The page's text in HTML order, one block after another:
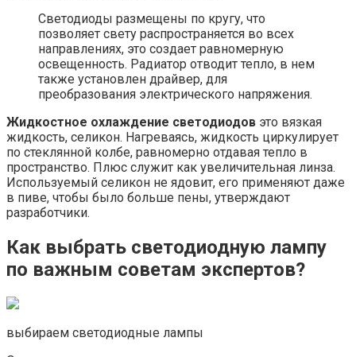
Светодиоды размещены по кругу, что
позволяет свету распространяется во всех
направлениях, это создает равномерную
освещенность. Радиатор отводит тепло, в нем
также установлен драйвер, для
преобразования электрического напряжения.
Жидкостное охлаждение светодиодов это вязкая
жидкость, селикон. Нагреваясь, жидкость циркулирует
по стеклянной колбе, равномерно отдавая тепло в
пространство. Плюс служит как увеличительная линза.
Используемый селикон не ядовит, его применяют даже
в пиве, чтобы было больше пены, утверждают
разработчики.
Как выбрать светодиодную лампу
по важным советам экспертов?
выбираем светодиодные лампы